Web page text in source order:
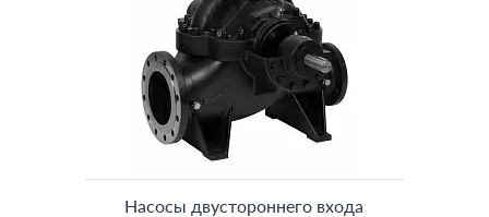
Насосы двустороннего входа